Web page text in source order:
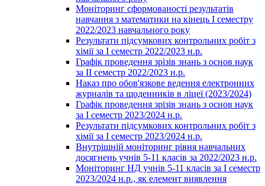
Моніторинг сформованості результатів
навчання з математики на кінець І семестру
2022/2023 навчального року
Результати підсумкових контрольних робіт з
хімії за І семестр 2022/2023 н.р.
Графік проведення зрізів знань з основ наук
за ІІ семестр 2022/2023 н.р.
Наказ про обов'язкове ведення електронних
журналів та щоденників в ліцеї (2023/2024)
Графік проведення зрізів знань з основ наук
за І семестр 2023/2024 н.р.
Результати підсумкових контрольних робіт з
хімії за І семестр 2023/2024 н.р.
Внутрішній моніторинг рівня навчальних
досягнень учнів 5-11 класів за 2022/2023 н.р.
Моніторинг НД учнів 5-11 класів за І семестр
2023/2024 н.р., як елемент виявлення